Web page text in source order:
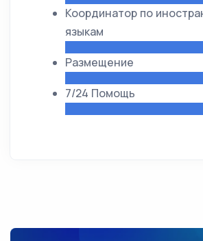
Координатор по
языкам
Размещение
7/24 Помощь